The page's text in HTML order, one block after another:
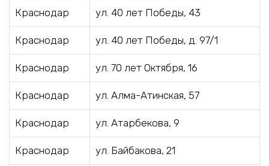
Краснодар ул. 40 лет Победы, 43
Краснодар ул. 40 лет Победы, д. 97/1
Краснодар ул. 70 лет Октября, 16
Краснодар ул. Алма-Атинская, 57
Краснодар ул. Атарбекова, 9
Краснодар ул. Байбакова, 21